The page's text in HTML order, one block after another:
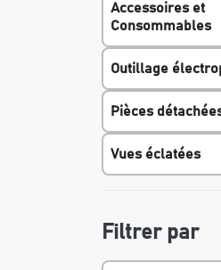
Accessoires et
Consommables
Outillage
Pièces
Vues éclatées
Filtrer par